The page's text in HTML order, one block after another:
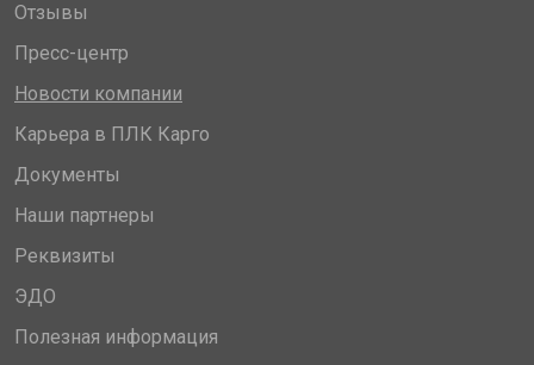
Отзывы
Пресс-центр
Новости компании
Карьера в ПЛК Карго
Документы
Наши партнеры
Реквизиты
ЭДО
Полезная информация